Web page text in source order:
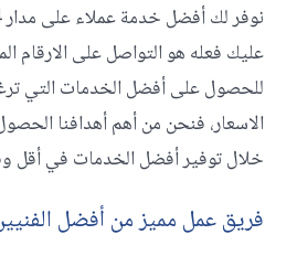
عليك فعله هو التواصل على الارقام
للحصول على أفضل الخدمات التي
الاسعار، فنحن من أهم أهدافنا
خلال توفير أفضل الخدمات في أقل
فريق عمل مميز من أفضل